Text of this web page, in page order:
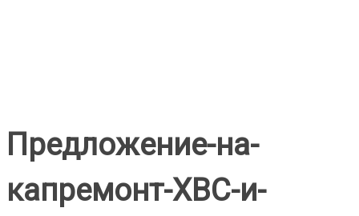
Предложение-на-
капремонт-ХВС-и-